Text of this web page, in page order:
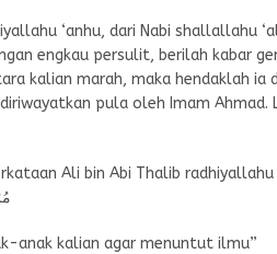
‘anhu, dari Nabi shallallahu
engkau persulit, berilah kabar
kalian marah, maka hendaklah ia
pula oleh Imam
Ali bin Abi Thalib radhiyallahu
anak kalian agar menuntut ilmu”